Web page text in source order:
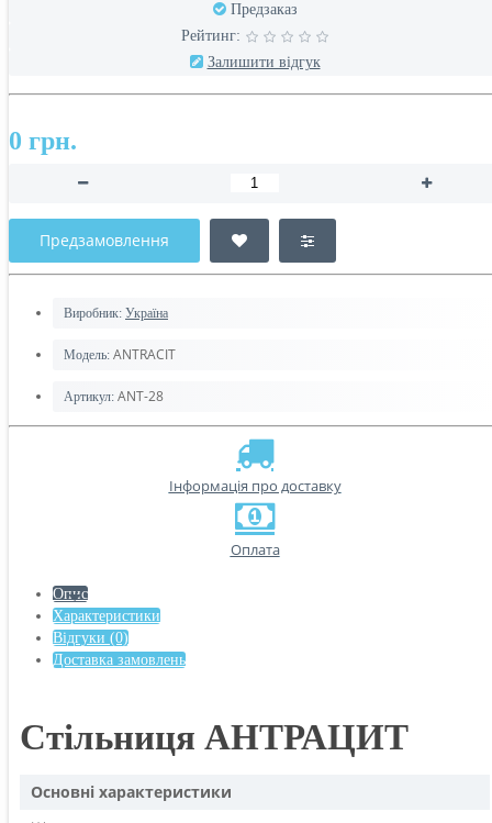
Предзаказ
Рейтинг:
Залишити відгук
0 грн.
Предзамовлення
Виробник: Україна
Модель: ANTRACIT
Артикул: ANT-28
Інформація про доставку
Оплата
Опис
Характеристики
Відгуки (0)
Доставка замовлень
Стільниця АНТРАЦИТ
Основні характеристики